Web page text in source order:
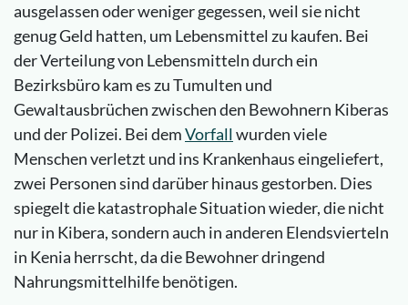
ausgelassen oder weniger gegessen, weil sie nicht
genug Geld hatten, um Lebensmittel zu kaufen. Bei
der Verteilung von Lebensmitteln durch ein
Bezirksbüro kam es zu Tumulten und
Gewaltausbrüchen zwischen den Bewohnern Kiberas
und der Polizei. Bei demVorfallwurden viele
Menschen verletzt und ins Krankenhaus eingeliefert,
zwei Personen sind darüber hinaus gestorben. Dies
spiegelt die katastrophale Situation wieder, die nicht
nur in Kibera, sondern auch in anderen Elendsvierteln
in Kenia herrscht, da die Bewohner dringend
Nahrungsmittelhilfe benötigen.